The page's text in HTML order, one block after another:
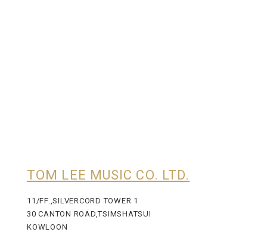
TOM LEE MUSIC CO. LTD.
11/FF.,SILVERCORD TOWER 1
30 CANTON ROAD,TSIMSHATSUI
KOWLOON